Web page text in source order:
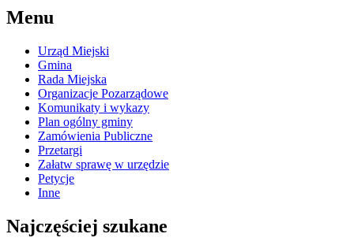
Menu
Urząd Miejski
Gmina
Rada Miejska
Organizacje Pozarządowe
Komunikaty i wykazy
Plan ogólny gminy
Zamówienia Publiczne
Przetargi
Załatw sprawę w urzędzie
Petycje
Inne
Najczęściej szukane